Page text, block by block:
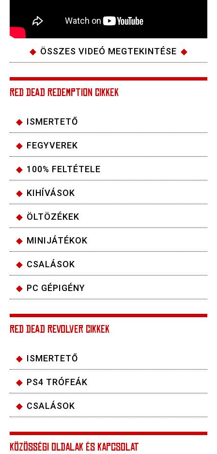
ÖSSZES VIDEÓ MEGTEKINTÉSE
RED DEAD REDEMPTION CIKKEK
ISMERTETŐ
FEGYVEREK
100% FELTÉTELE
KIHÍVÁSOK
ÖLTÖZÉKEK
MINIJÁTÉKOK
CSALÁSOK
PC GÉPIGÉNY
RED DEAD REVOLVER CIKKEK
ISMERTETŐ
PS4 TRÓFEÁK
CSALÁSOK
KÖZÖSSÉGI OLDALAK ÉS KAPCSOLAT